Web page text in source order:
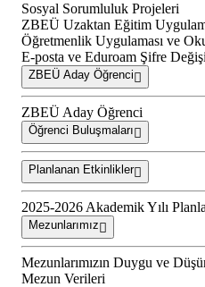
Sosyal Sorumluluk Projeleri
ZBEÜ Uzaktan Eğitim
Öğretmenlik Uygulaması ve
E-posta ve Eduroam Şifre
ZBEÜ Aday Öğrenci
ZBEÜ Aday Öğrenci
Öğrenci Buluşmaları
Planlanan Etkinlikler
2025-2026 Akademik Yılı
Mezunlarımız
Mezunlarımızın Duygu ve
Mezun Verileri